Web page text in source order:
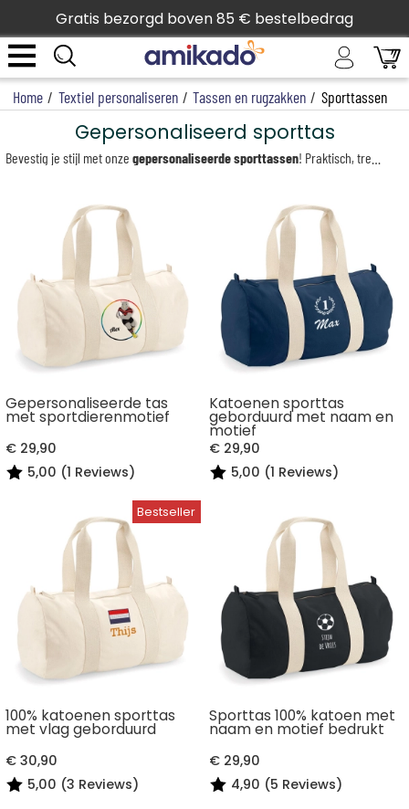
Gratis bezorgd boven 85 € bestelbedrag
Home / Textiel personaliseren / Tassen en rugzakken / Sporttassen
Gepersonaliseerd sporttas
Bevestig je stijl met onzegepersonaliseerde sporttassen! Praktisch, trendy en uniek, onze collectie biedt modellen die passen bij alle wensen: duffelbags, gerecyclede denim tassen, rugzakken, gymtassen voor kinderen of zelfs onze yogamat boodschappentas.
Gepersonaliseerde tas
met sportdierenmotief
€ 29,90
5,00 (1 Reviews)
Katoenen sporttas
geborduurd met naam en
motief
€ 29,90
5,00 (1 Reviews)
100% katoenen sporttas
met vlag geborduurd
€ 30,90
5,00 (3 Reviews)
Sporttas 100% katoen met
naam en motief bedrukt
€ 29,90
4,90 (5 Reviews)